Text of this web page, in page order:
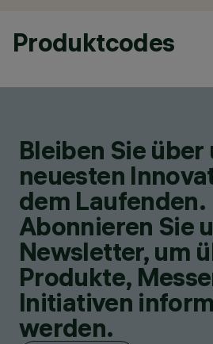
Produktcodes
Bleiben Sie über
neuesten
dem Laufenden.
Abonnieren Sie
Newsletter, um
Produkte,
Initiativen
werden.